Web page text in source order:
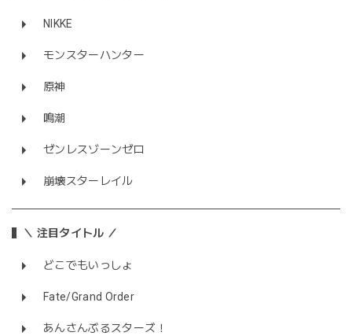
NIKKE
モンスターハンター
原神
鳴潮
ゼンレスゾーンゼロ
崩壊スターレイル
＼ 注目タイトル ／
どこでもいっしょ
Fate/Grand Order
あんさんぶるスターズ！